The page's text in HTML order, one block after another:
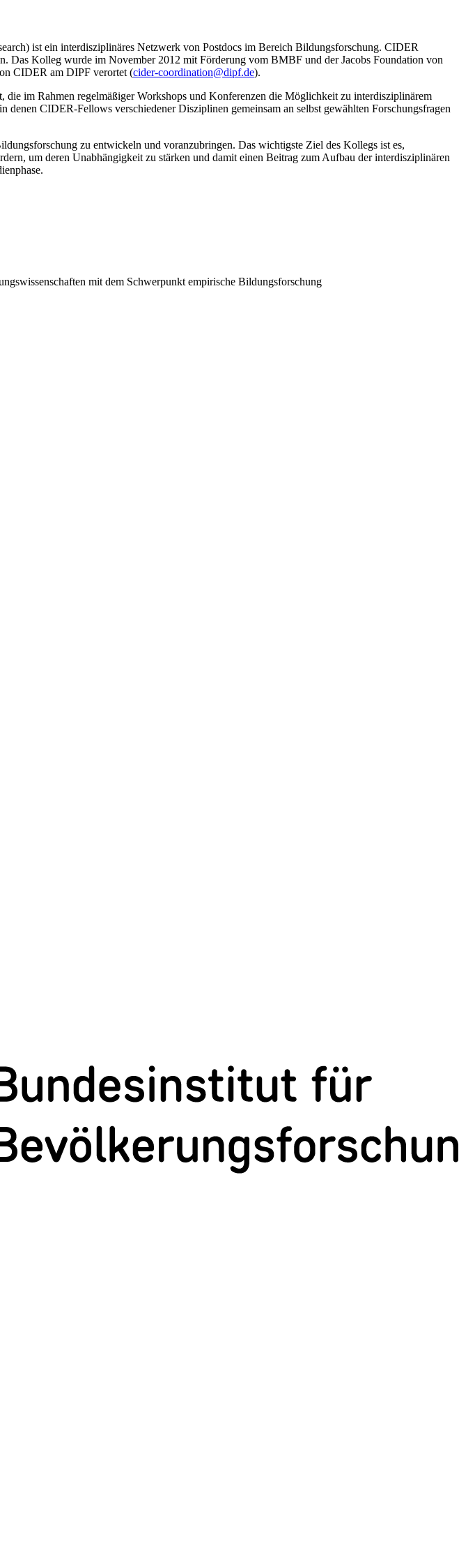
ist ein interdisziplinäres Netzwerk von Postdocs im Bereich Bildungsforschung. CIDER
Das Kolleg wurde im November 2012 mit Förderung vom BMBF und der Jacobs Foundation von
CIDER am DIPF verortet (cider-coordination@dipf.de).
im Rahmen regelmäßiger Workshops und Konferenzen die Möglichkeit zu interdisziplinärem
CIDER-Fellows verschiedener Disziplinen gemeinsam an selbst gewählten Forschungsfragen
zu entwickeln und voranzubringen. Das wichtigste Ziel des Kollegs ist es,
um deren Unabhängigkeit zu stärken und damit einen Beitrag zum Aufbau der interdisziplinären
mit dem Schwerpunkt empirische Bildungsforschung